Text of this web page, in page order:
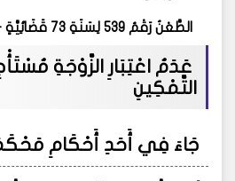
الطَّعْنُ رَقْمُ 539 لِسَنَةِ 73 قَضَائِيَّةٍ - جَلْسَةُ 7/2/2012)
عَدَمُ اعْتِبَارِ الزَّوْجَةِ
التَّمْكِينِ
جَاءَ فِي أَحَدِ أَحْكَامِ